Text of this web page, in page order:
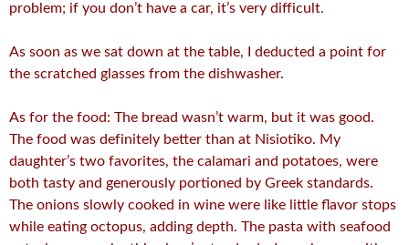
problem; if you don’t have a car, it’s very difficult.
As soon as we sat down at the table, I deducted a point for
the scratched glasses from the dishwasher.
As for the food: The bread wasn’t warm, but it was good.
The food was definitely better than at Nisiotiko. My
daughter’s two favorites, the calamari and potatoes, were
both tasty and generously portioned by Greek standards.
The onions slowly cooked in wine were like little flavor stops
while eating octopus, adding depth. The pasta with seafood